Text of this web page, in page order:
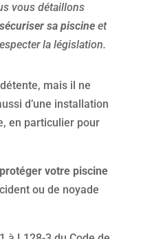
vous détaillons
sécuriser sa piscineet
la législation.
mais il ne
d’une installation
en particulier pour
protéger votre piscine
ou de noyade